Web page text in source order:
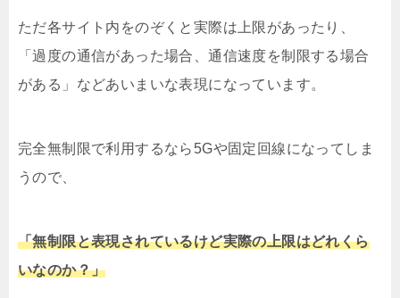
ただ各サイト内をのぞくと実際は上限があったり、
「過度の通信があった場合、通信速度を制限する場合
がある」などあいまいな表現になっています。
完全無制限で利用するなら5Gや固定回線になってしま
うので、
「無制限と表現されているけど実際の上限はどれくら
いなのか？」